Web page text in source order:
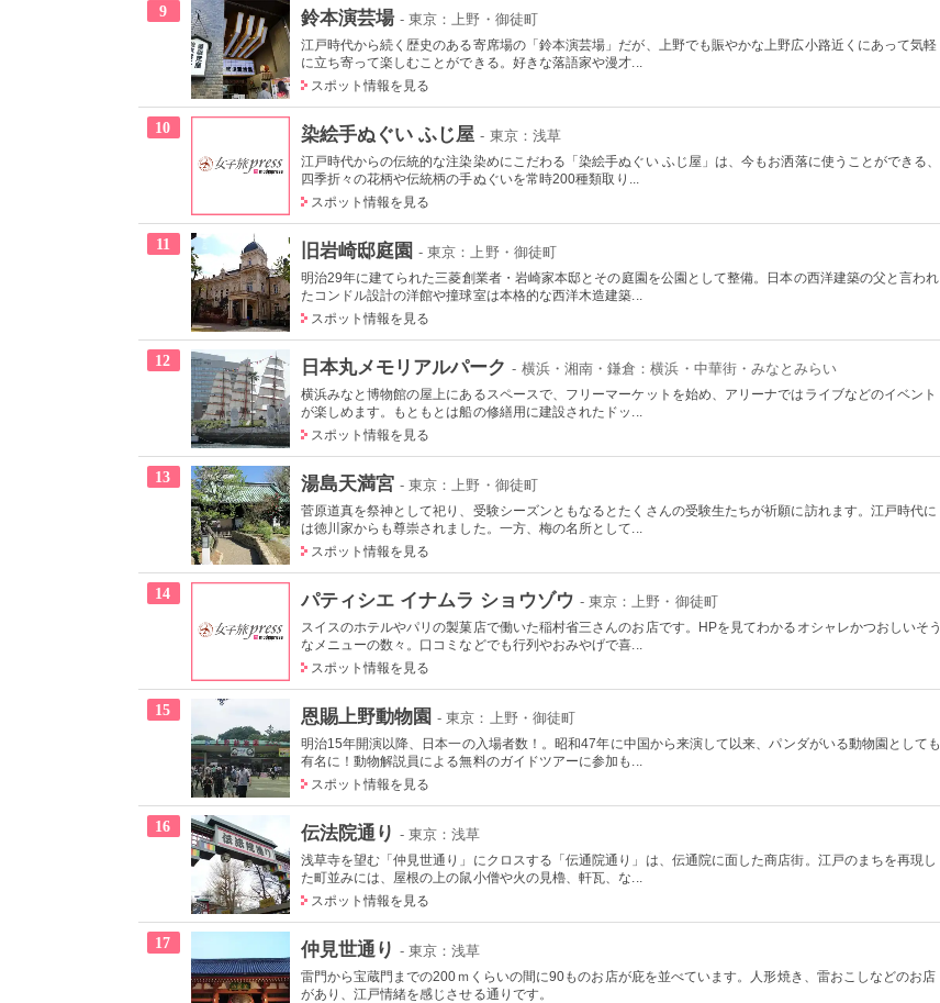
9 鈴本演芸場 - 東京：上野・御徒町
江戸時代から続く歴史のある寄席場の「鈴本演芸場」だが、上野でも賑やかな上野広小路近くにあって気軽
に立ち寄って楽しむことができる。好きな落語家や漫才...
スポット情報を見る
10 染絵手ぬぐい ふじ屋 - 東京：浅草
江戸時代からの伝統的な注染染めにこだわる「染絵手ぬぐい ふじ屋」は、今もお洒落に使うことができる、
四季折々の花柄や伝統柄の手ぬぐいを常時200種類取り...
スポット情報を見る
11 旧岩崎邸庭園 - 東京：上野・御徒町
明治29年に建てられた三菱創業者・岩崎家本邸とその庭園を公園として整備。日本の西洋建築の父と言われ
たコンドル設計の洋館や撞球室は本格的な西洋木造建築...
スポット情報を見る
12 日本丸メモリアルパーク - 横浜・湘南・鎌倉：横浜・中華街・みなとみらい
横浜みなと博物館の屋上にあるスペースで、フリーマーケットを始め、アリーナではライブなどのイベント
が楽しめます。もともとは船の修繕用に建設されたドッ...
スポット情報を見る
13 湯島天満宮 - 東京：上野・御徒町
菅原道真を祭神として祀り、受験シーズンともなるとたくさんの受験生たちが祈願に訪れます。江戸時代に
は徳川家からも尊崇されました。一方、梅の名所として...
スポット情報を見る
14 パティシエ イナムラ ショウゾウ - 東京：上野・御徒町
スイスのホテルやパリの製菓店で働いた稲村省三さんのお店です。HPを見てわかるオシャレかつおしいそう
なメニューの数々。口コミなどでも行列やおみやげで喜...
スポット情報を見る
15 恩賜上野動物園 - 東京：上野・御徒町
明治15年開演以降、日本一の入場者数！。昭和47年に中国から来演して以来、パンダがいる動物園としても
有名に！動物解説員による無料のガイドツアーに参加も...
スポット情報を見る
16 伝法院通り - 東京：浅草
浅草寺を望む「仲見世通り」にクロスする「伝通院通り」は、伝通院に面した商店街。江戸のまちを再現し
た町並みには、屋根の上の鼠小僧や火の見櫓、軒瓦、な...
スポット情報を見る
17 仲見世通り - 東京：浅草
雷門から宝蔵門までの200ｍくらいの間に90ものお店が庇を並べています。人形焼き、雷おこしなどのお店
があり、江戸情緒を感じさせる通りです。